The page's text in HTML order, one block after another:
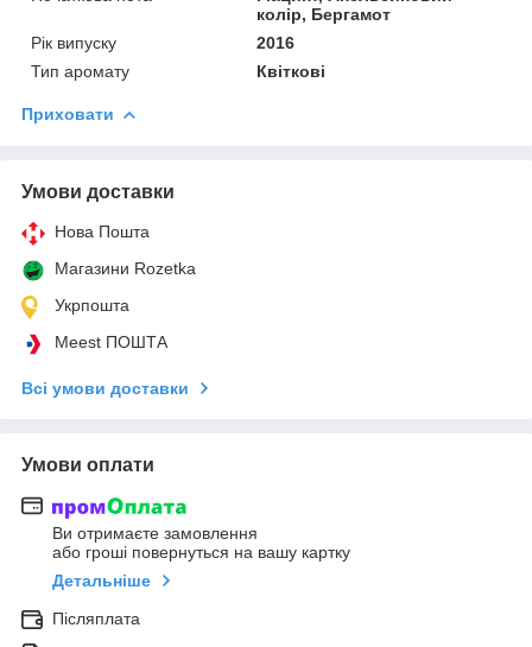
колір, Бергамот
Рік випуску
2016
Тип аромату
Квіткові
Приховати
Умови доставки
Нова Пошта
Магазини Rozetka
Укрпошта
Meest ПОШТА
Всі умови доставки
Умови оплати
Ви отримаєте замовлення
або гроші повернуться на вашу картку
Детальніше
Післяплата